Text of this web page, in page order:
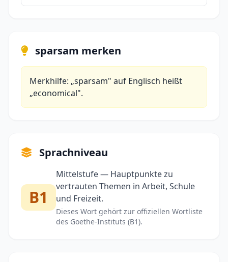
sparsam merken
Merkhilfe: „sparsam" auf Englisch heißt
„economical".
Sprachniveau
B1
Mittelstufe — Hauptpunkte zu
vertrauten Themen in Arbeit, Schule
und Freizeit.
Dieses Wort gehört zur offiziellen Wortliste
des Goethe-Instituts (B1).